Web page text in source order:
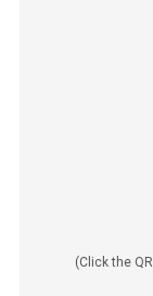
(Click the